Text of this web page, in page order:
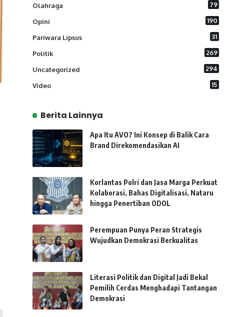
Olahraga 79
Opini 190
Pariwara Lipsus 31
Politik 269
Uncategorized 294
Video 15
Berita Lainnya
Apa Itu AVO? Ini Konsep di Balik Cara
Brand Direkomendasikan AI
Korlantas Polri dan Jasa Marga Perkuat
Kolaborasi, Bahas Digitalisasi, Nataru
hingga Penertiban ODOL
Perempuan Punya Peran Strategis
Wujudkan Demokrasi Berkualitas
Literasi Politik dan Digital Jadi Bekal
Pemilih Cerdas Menghadapi Tantangan
Demokrasi